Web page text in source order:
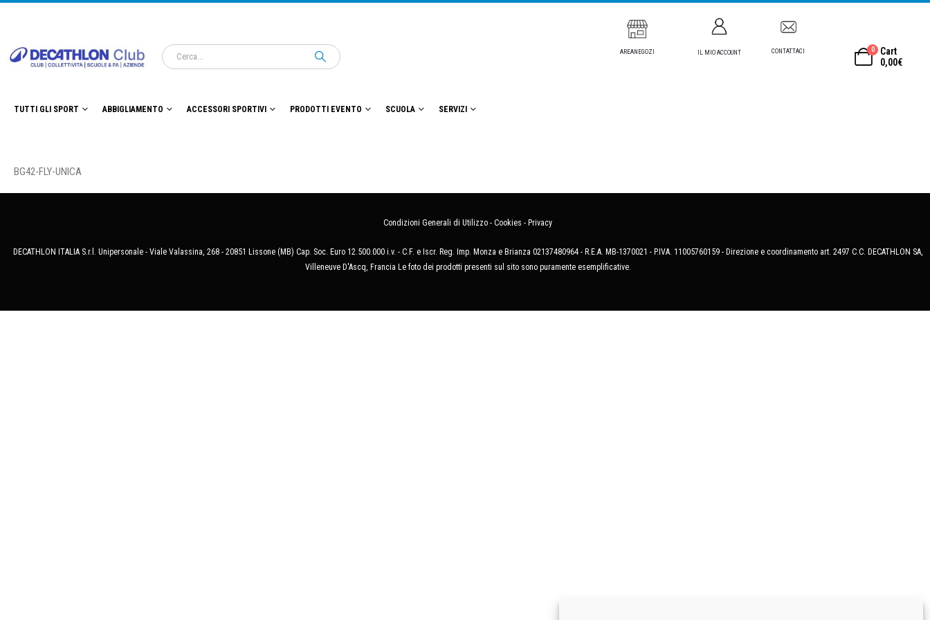
AREANEGOZI IL MIO ACCOUNT CONTATTACI 0
Cart
0,00€
TUTTI GLI SPORT ABBIGLIAMENTO ACCESSORI SPORTIVI PRODOTTI EVENTO SCUOLA SERVIZI
BG42-FLY-UNICA
Condizioni Generali di Utilizzo - Cookies - Privacy
DECATHLON ITALIA S.r.l. Unipersonale - Viale Valassina, 268 - 20851 Lissone (MB) Cap. Soc. Euro 12.500.000 i.v. - C.F. e Iscr. Reg. Imp. Monza e Brianza 02137480964 - R.E.A. MB-1370021 - P.IVA. 11005760159 - Direzione e coordinamento art. 2497 C.C. DECATHLON SA,
Villeneuve D'Ascq, Francia Le foto dei prodotti presenti sul sito sono puramente esemplificative.